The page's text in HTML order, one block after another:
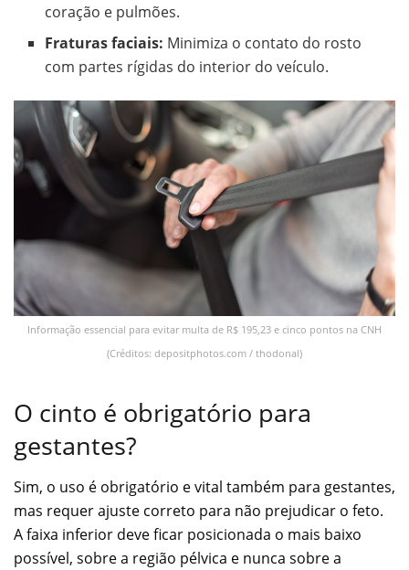
coração e pulmões.
Fraturas faciais: Minimiza o contato do rosto
com partes rígidas do interior do veículo.
Informação essencial para evitar multa de R$ 195,23 e cinco pontos na CNH
(Créditos: depositphotos.com / thodonal)
O cinto é obrigatório para
gestantes?
Sim, o uso é obrigatório e vital também para gestantes,
mas requer ajuste correto para não prejudicar o feto.
A faixa inferior deve ficar posicionada o mais baixo
possível, sobre a região pélvica e nunca sobre a